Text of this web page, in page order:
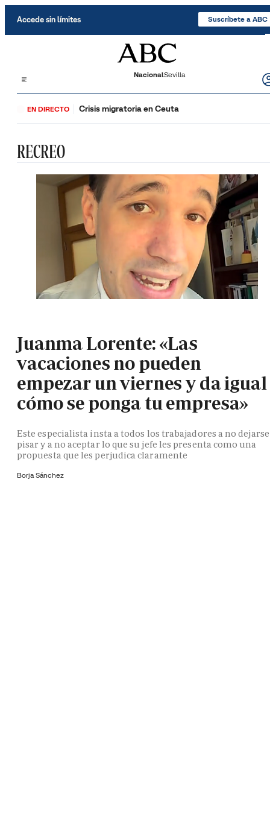
Accede sin límites Suscríbete a ABC
NacionalSevilla
EN DIRECTO Crisis migratoria en Ceuta
RECREO
Juanma Lorente: «Las
vacaciones no pueden
empezar un viernes y da igual
cómo se ponga tu empresa»
Este especialista insta a todos los trabajadores a no dejarse
pisar y a no aceptar lo que su jefe les presenta como una
propuesta que les perjudica claramente
Borja Sánchez